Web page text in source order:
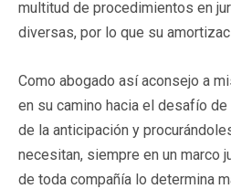
multitud de procedimientos en
diversas, por lo que su
Como abogado así aconsejo a
en su camino hacia el desafío
de la anticipación y
necesitan, siempre en un marco
de toda compañía lo determina